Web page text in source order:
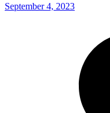
September 4, 2023